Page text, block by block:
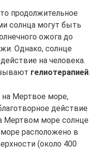
продолжительное
солнца могут быть
ожога до
Однако, солнце
на человека.
гелиотерапией.
на Мертвое море,
действие
Мертвом море солнце
расположено в
(около 400